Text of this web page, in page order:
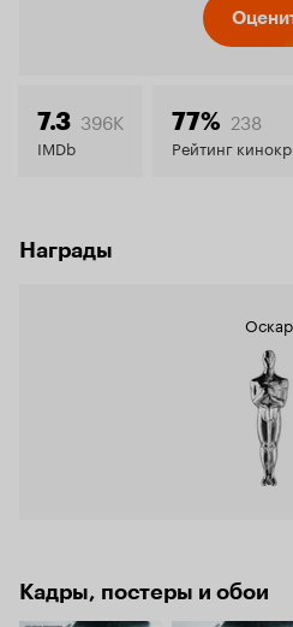
7.3 396K
IMDb
77% 238
Рейтинг
Награды
Оскар
Кадры, постеры и обои